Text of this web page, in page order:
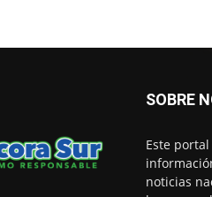
SOBRE
Este
noticias